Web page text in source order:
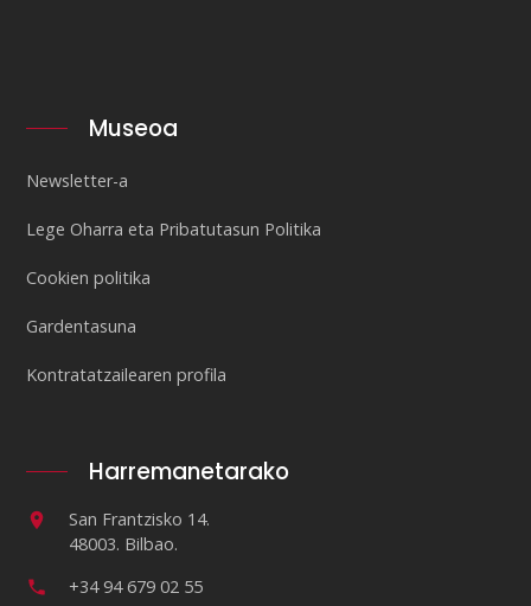
Museoa
Newsletter-a
Lege Oharra eta Pribatutasun Politika
Cookien politika
Gardentasuna
Kontratatzailearen profila
Harremanetarako
San Frantzisko 14.
48003. Bilbao.
+34 94 679 02 55